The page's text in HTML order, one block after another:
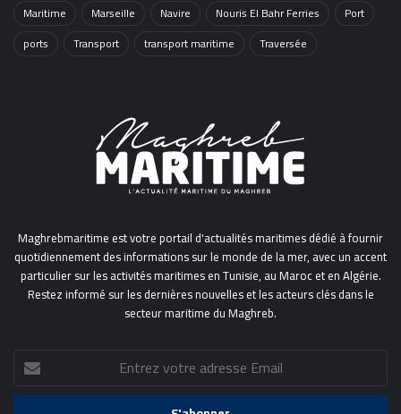
Maritime
Marseille Navire Nouris El Bahr Ferries
Port
ports
Transport transport maritime Traversée
Maghrebmaritime est votre portail d'actualités maritimes dédié à fournir
quotidiennement des informations sur le monde de la mer, avec un accent
particulier sur les activités maritimes en Tunisie, au Maroc et en Algérie.
Restez informé sur les dernières nouvelles et les acteurs clés dans le
secteur maritime du Maghreb.
Entrez
votre
adresse